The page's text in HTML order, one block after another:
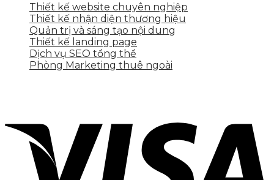
Thiết kế website chuyên nghiệp
Thiết kế nhận diện thương hiệu
Quản trị và sáng tạo nội dung
Thiết kế landing page
Dịch vụ SEO tổng thể
Phòng Marketing thuê ngoài